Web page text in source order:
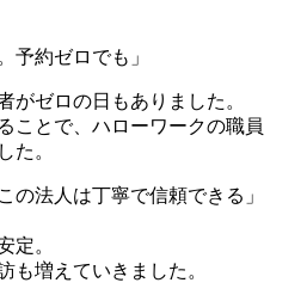
予約ゼロでも」
がゼロの日もありました。
ことで、ハローワークの職員
た。
の法人は丁寧で信頼できる」
定。
も増えていきました。